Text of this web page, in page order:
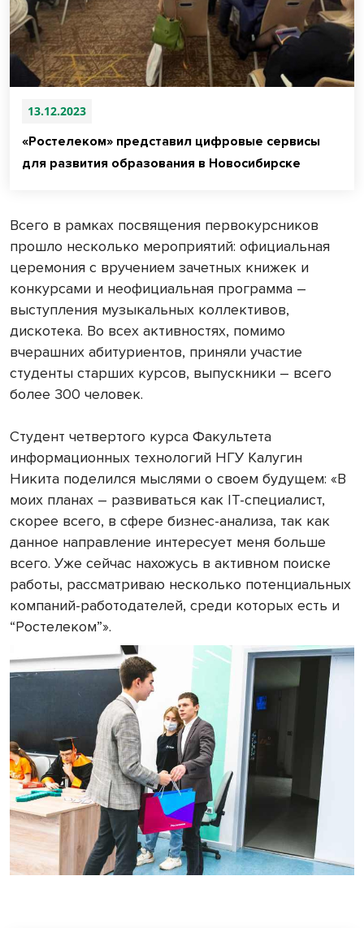
13.12.2023
«Ростелеком» представил цифровые сервисы
для развития образования в Новосибирске
Всего в рамках посвящения первокурсников
прошло несколько мероприятий: официальная
церемония с вручением зачетных книжек и
конкурсами и неофициальная программа –
выступления музыкальных коллективов,
дискотека. Во всех активностях, помимо
вчерашних абитуриентов, приняли участие
студенты старших курсов, выпускники – всего
более 300 человек.
Студент четвертого курса Факультета
информационных технологий НГУ Калугин
Никита поделился мыслями о своем будущем: «В
моих планах – развиваться как IT-специалист,
скорее всего, в сфере бизнес-анализа, так как
данное направление интересует меня больше
всего. Уже сейчас нахожусь в активном поиске
работы, рассматриваю несколько потенциальных
компаний-работодателей, среди которых есть и
“Ростелеком”».